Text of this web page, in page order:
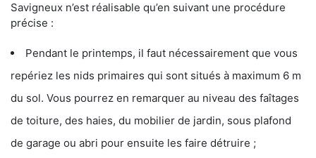
Savigneux n’est réalisable qu’en suivant une procédure
précise :
Pendant le printemps, il faut nécessairement que vous
repériez les nids primaires qui sont situés à maximum 6 m
du sol. Vous pourrez en remarquer au niveau des faîtages
de toiture, des haies, du mobilier de jardin, sous plafond
de garage ou abri pour ensuite les faire détruire ;